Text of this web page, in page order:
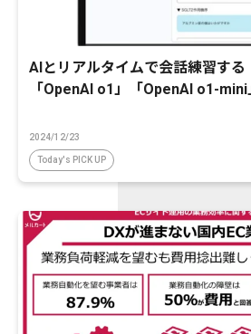
AIとリアルタイムで会話練習す
「OpenAI o1」「OpenAI o1-
2024/12/23
Today's PICK UP